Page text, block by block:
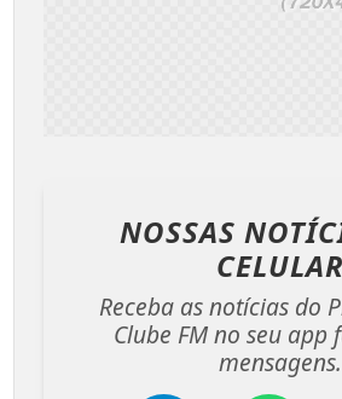
NOSSAS
CELULAR
Receba as notícias do
Clube FM no seu app
mensagens.